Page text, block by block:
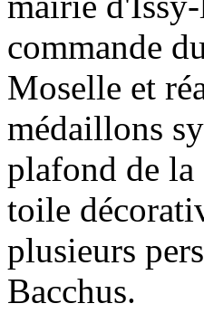
commande
Moselle et
médaillons
plafond de la
toile
plusieurs
Bacchus.